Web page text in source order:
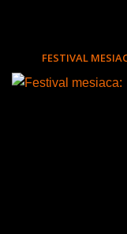
FESTIVAL